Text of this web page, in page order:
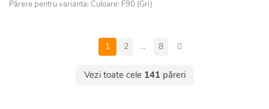
Părere pentru varianta: Culoare: F90 (Gri)
1 2 ... 8
Vezi toate cele 141păreri